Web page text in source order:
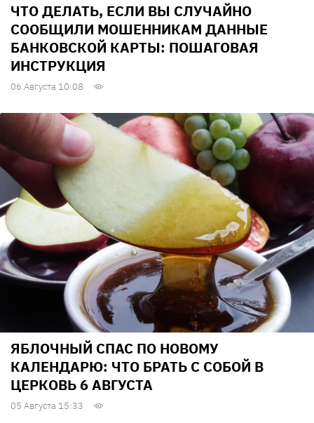
ЧТО ДЕЛАТЬ, ЕСЛИ ВЫ СЛУЧАЙНО
СООБЩИЛИ МОШЕННИКАМ ДАННЫЕ
БАНКОВСКОЙ КАРТЫ: ПОШАГОВАЯ
ИНСТРУКЦИЯ
06 Августа 10:08
ЯБЛОЧНЫЙ СПАС ПО НОВОМУ
КАЛЕНДАРЮ: ЧТО БРАТЬ С СОБОЙ В
ЦЕРКОВЬ 6 АВГУСТА
05 Августа 15:33